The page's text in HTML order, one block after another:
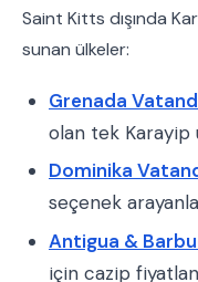
Saint Kitts dışında
sunan ülkeler:
Grenada
olan tek Karayip
Dominika
seçenek
Antigua &
için cazip